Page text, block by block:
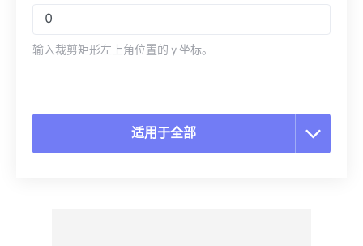
输入裁剪矩形左上角位置的 y 坐标。
适用于全部